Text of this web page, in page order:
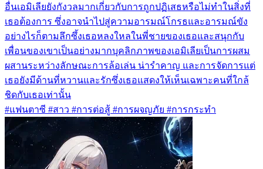
อื่นเอมิเลียยังกังวลมากเกี่ยวกับการถูกปฏิเสธหรือไม่ทำในสิ่งที่
เธอต้องการ ซึ่งอาจนำไปสู่ความอารมณ์โกรธและอารมณ์ขัง
อย่างไรก็ตามลึกซึ้งเธอหลงใหลในพี่ชายของเธอและสนุกกับ
เพื่อนของเขาเป็นอย่างมากบุคลิกภาพของเอมิเลียเป็นการผสม
ผสานระหว่างลักษณะการล้อเล่น น่ารำคาญ และการจัดการแต่
เธอยังมีด้านที่หวานและรักซึ่งเธอแสดงให้เห็นเฉพาะคนที่ใกล้
ชิดกับเธอเท่านั้น
#แฟนตาซี #สาว #การต่อสู้ #การผจญภัย #การกระทำ